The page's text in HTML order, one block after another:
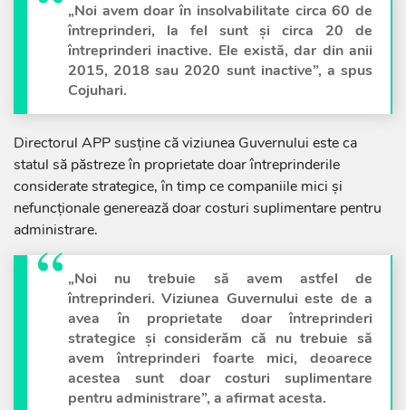
„Noi avem doar în insolvabilitate circa 60 de
întreprinderi, la fel sunt și circa 20 de
întreprinderi inactive. Ele există, dar din anii
2015, 2018 sau 2020 sunt inactive”, a spus
Cojuhari.
Directorul APP susține că viziunea Guvernului este ca
statul să păstreze în proprietate doar întreprinderile
considerate strategice, în timp ce companiile mici și
nefuncționale generează doar costuri suplimentare pentru
administrare.
„Noi nu trebuie să avem astfel de
întreprinderi. Viziunea Guvernului este de a
avea în proprietate doar întreprinderi
strategice și considerăm că nu trebuie să
avem întreprinderi foarte mici, deoarece
acestea sunt doar costuri suplimentare
pentru administrare”, a afirmat acesta.